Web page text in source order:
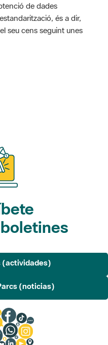
de dades
és a dir,
seu cens seguint unes
media es de 0 estrellas de
(actividades)
(noticias)